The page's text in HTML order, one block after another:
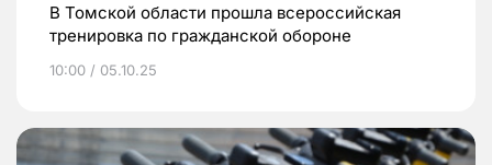
В Томской области прошла всероссийская
тренировка по гражданской обороне
10:00 / 05.10.25